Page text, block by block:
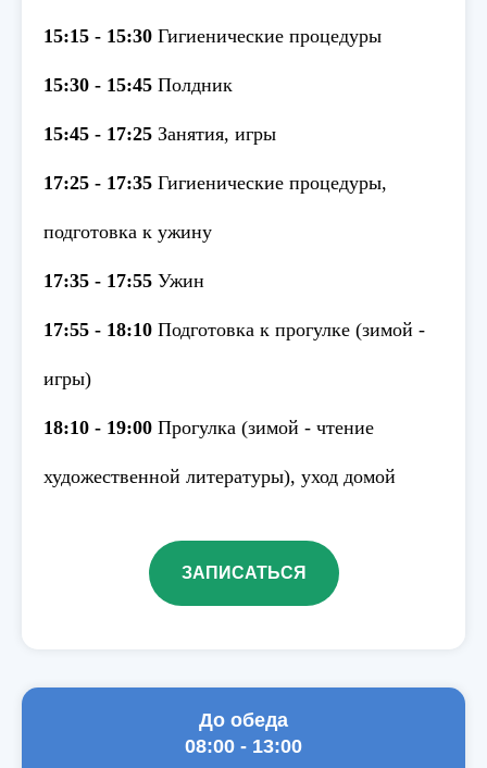
15:15 - 15:30 Гигиенические процедуры
15:30 - 15:45 Полдник
15:45 - 17:25 Занятия, игры
17:25 - 17:35 Гигиенические процедуры,
подготовка к ужину
17:35 - 17:55 Ужин
17:55 - 18:10 Подготовка к прогулке (зимой -
игры)
18:10 - 19:00 Прогулка (зимой - чтение
художественной литературы), уход домой
ЗАПИСАТЬСЯ
До обеда
08:00 - 13:00